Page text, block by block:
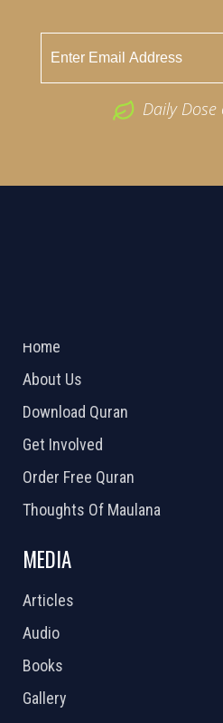
Daily
Home
About Us
Download Quran
Get Involved
Order Free Quran
Thoughts Of Maulana
MEDIA
Articles
Audio
Books
Gallery